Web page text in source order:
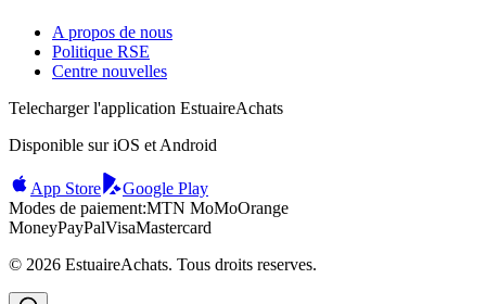
A propos de nous
Politique RSE
Centre nouvelles
Telecharger l'application EstuaireAchats
Disponible sur iOS et Android
App Store
Google Play
Modes de paiement:MTN MoMoOrange
MoneyPayPalVisaMastercard
© 2026 EstuaireAchats. Tous droits reserves.